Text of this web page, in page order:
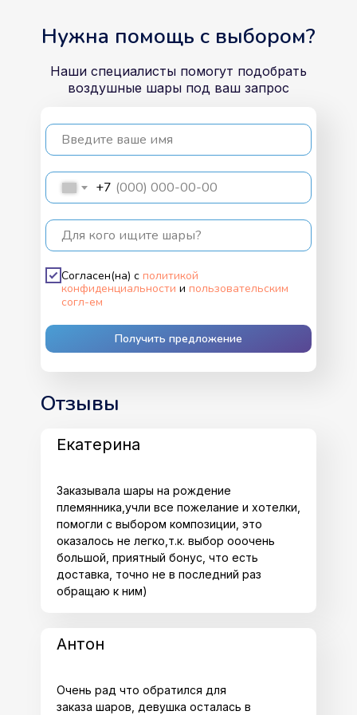
Наши специалисты помогут подобрать
воздушные шары под ваш запрос
Введите ваше имя
+7
Для кого ищите шары?
Согласен(на) с политикой
конфиденциальности и пользовательским
согл-ем
Получить предложение
Нужна помощь с выбором?
Отзывы
Заказывала шары на рождение
племянника,учли все пожелание и хотелки,
помогли с выбором композиции, это
оказалось не легко,т.к. выбор ооочень
большой, приятный бонус, что есть
доставка, точно не в последний раз
обращаю к ним)
Екатерина
Очень рад что обратился для
заказа шаров, девушка осталась в
Антон